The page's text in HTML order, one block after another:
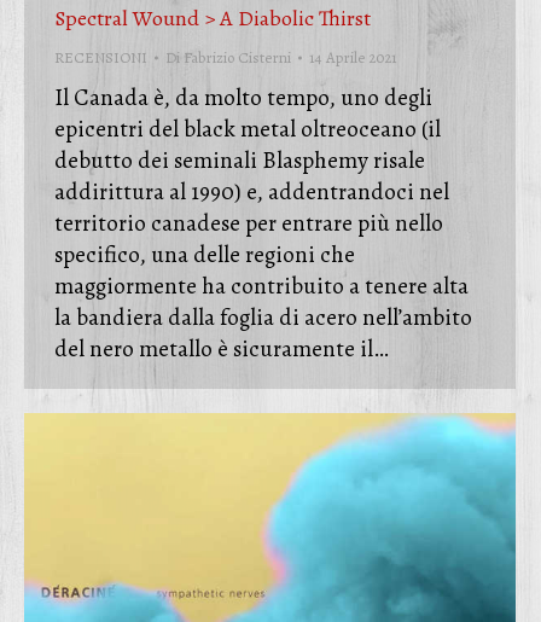
Spectral Wound > A Diabolic Thirst
RECENSIONI Di Fabrizio Cisterni 14 Aprile 2021
Il Canada è, da molto tempo, uno degli
epicentri del black metal oltreoceano (il
debutto dei seminali Blasphemy risale
addirittura al 1990) e, addentrandoci nel
territorio canadese per entrare più nello
specifico, una delle regioni che
maggiormente ha contribuito a tenere alta
la bandiera dalla foglia di acero nell’ambito
del nero metallo è sicuramente il…